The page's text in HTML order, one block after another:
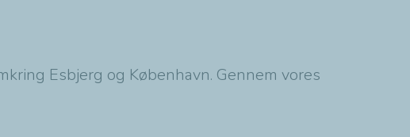
Esbjerg og København. Gennem vores